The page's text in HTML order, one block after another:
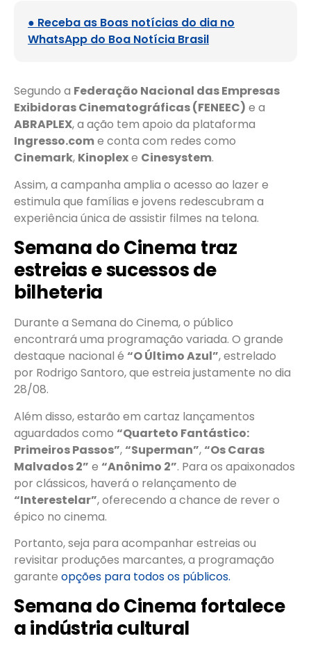
● Receba as Boas notícias do dia no
WhatsApp do Boa Notícia Brasil
Segundo a Federação Nacional das Empresas
Exibidoras Cinematográficas (FENEEC) e a
ABRAPLEX, a ação tem apoio da plataforma
Ingresso.come conta com redes como
Cinemark, Kinoplexe Cinesystem.
Assim, a campanha amplia o acesso ao lazer e
estimula que famílias e jovens redescubram a
experiência única de assistir filmes na telona.
Semana do Cinema traz
estreias e sucessos de
bilheteria
Durante a Semana do Cinema, o público
encontrará uma programação variada. O grande
destaque nacional é “O Último Azul”, estrelado
por Rodrigo Santoro, que estreia justamente no dia
28/08.
Além disso, estarão em cartaz lançamentos
aguardados como “Quarteto Fantástico:
Primeiros Passos”, “Superman”, “Os Caras
Malvados 2” e “Anônimo 2”. Para os apaixonados
por clássicos, haverá o relançamento de
“Interestelar”, oferecendo a chance de rever o
épico no cinema.
Portanto, seja para acompanhar estreias ou
revisitar produções marcantes, a programação
garante opções para todos os públicos.
Semana do Cinema fortalece
a indústria cultural